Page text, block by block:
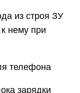
из строя ЗУ
нему при
телефона
зарядки